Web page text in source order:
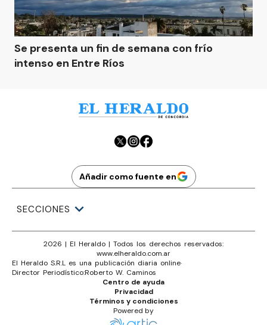
Se presenta un fin de semana con frío
intenso en Entre Ríos
Añadir como fuente en
SECCIONES
2026 | El Heraldo | Todos los derechos reservados:
www.elheraldo.com.ar
El Heraldo S.R.L es una publicación diaria online·
Director Periodístico:Roberto W. Caminos
Términos y condiciones
Privacidad
Centro de ayuda
Powered by